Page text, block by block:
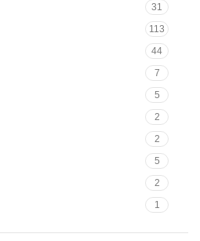
31
113
44
7
5
2
2
5
2
1